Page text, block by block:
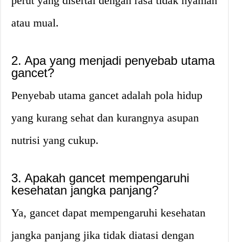
atau mual.
2. Apa yang menjadi penyebab utama
gancet?
Penyebab utama gancet adalah pola hidup
yang kurang sehat dan kurangnya asupan
nutrisi yang cukup.
3. Apakah gancet mempengaruhi
kesehatan jangka panjang?
Ya, gancet dapat mempengaruhi kesehatan
jangka panjang jika tidak diatasi dengan